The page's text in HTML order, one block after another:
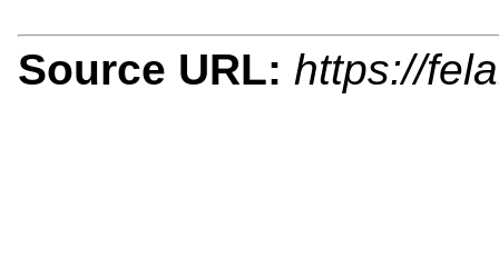
Source URL: https://